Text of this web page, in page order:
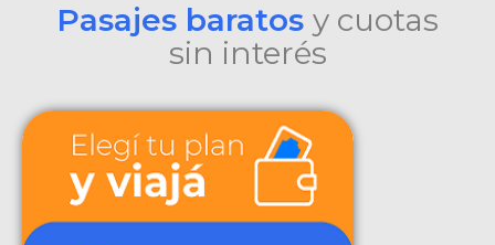
Pasajes baratos y cuotas
sin interés